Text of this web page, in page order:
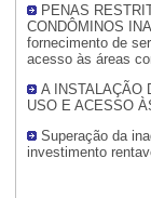
PENAS
CONDÔMINOS
fornecimento de
acesso às áreas
A INSTALAÇÃO
USO E ACESSO
Superação da
investimento